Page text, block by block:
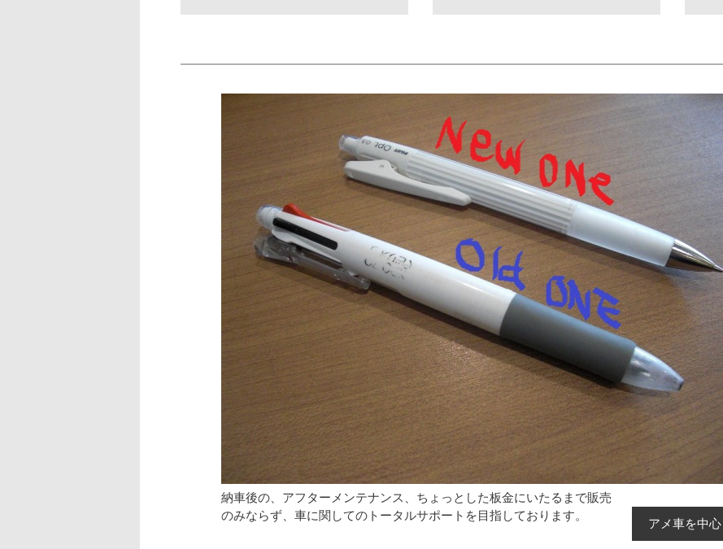
納車後の、アフターメンテナンス、ちょっとした板金にいたるまで販売
のみならず、車に関してのトータルサポートを目指しております。
アメ車を中